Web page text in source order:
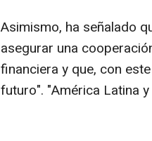
Asimismo, ha señalado
asegurar una
financiera y que, con
futuro". "América Latina